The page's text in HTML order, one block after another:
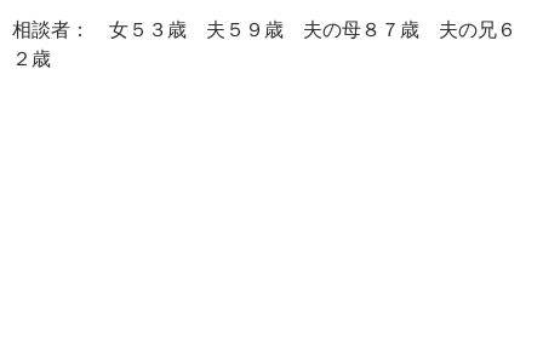
相談者： 女５３歳 夫５９歳 夫の母８７歳 夫の兄６
２歳